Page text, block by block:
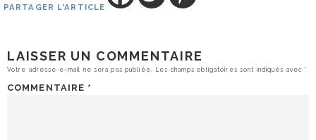
PARTAGER L'ARTICLE
LAISSER UN COMMENTAIRE
Votre adresse e-mail ne sera pas publiée. Les champs obligatoires sont indiqués avec*
COMMENTAIRE *